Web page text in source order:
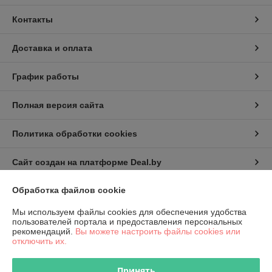
Контакты
Доставка и оплата
График работы
Полная версия сайта
Политика обработки cookies
Сайт создан на платформе Deal.by
Юридическое лицо:КИП-Эксперт ООО
220007, г. Минск, ул. Жуковского, 11А, пом. №6
Обработка файлов cookie
Мы используем файлы cookies для обеспечения удобства
пользователей портала и предоставления персональных
рекомендаций. Вы можете настроить файлы cookies или
отключить их.